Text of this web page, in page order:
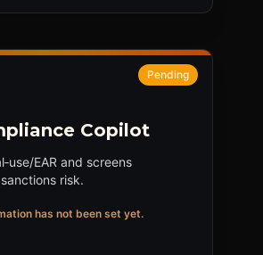
Pending
Copilot
EAR and screens
risk.
has not been set yet.